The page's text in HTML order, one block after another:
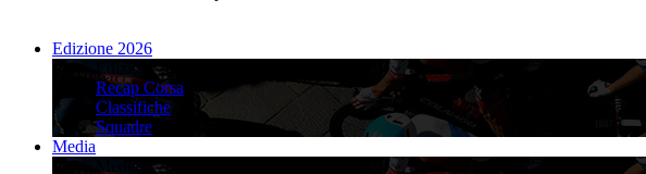
Edizione 2026
Edizione 2026
Recap Corsa
Classifiche
Squadre
Media
Media